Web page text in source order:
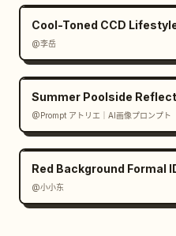
Cool-Toned CCD
@李岳
Summer Poolside
@Prompt アトリエ｜AI画像プロンプト
Red Background Formal
@小小东